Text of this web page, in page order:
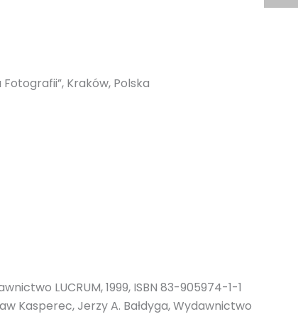
Kraków, Polska
LUCRUM, 1999, ISBN 83-905974-1-1
Kasperec, Jerzy A. Bałdyga, Wydawnictwo